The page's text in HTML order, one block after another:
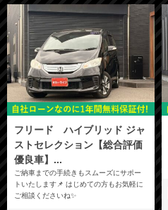
フリード ハイブリッド ジャ
ストセレクション【総合評価
優良車】...
ご納車までの手続きもスムーズにサポー
トいたします📌 はじめての方もお気軽に
ご相談くださいね✨